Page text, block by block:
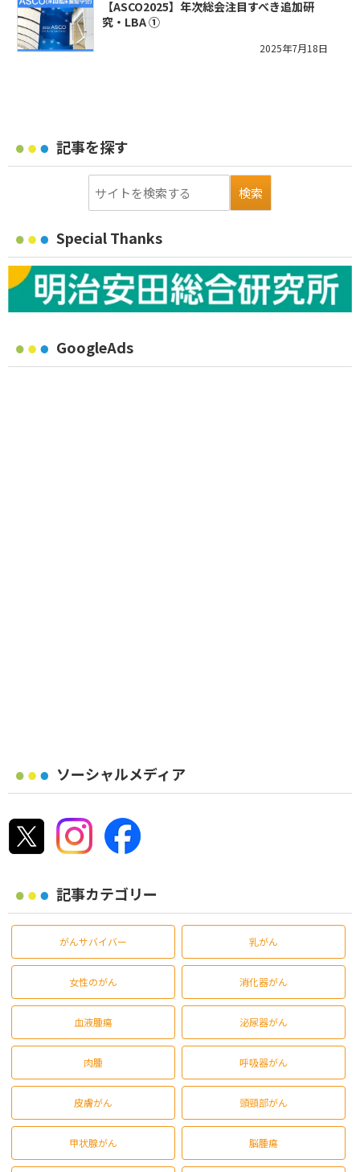
【ASCO2025】年次総会注目すべき追加研
究・LBA ①
2025年7月18日
記事を探す
Special Thanks
GoogleAds
ソーシャルメディア
記事カテゴリー
がんサバイバー 乳がん
女性のがん 消化器がん
血液腫瘍 泌尿器がん
肉腫 呼吸器がん
皮膚がん 頭頸部がん
甲状腺がん 脳腫瘍